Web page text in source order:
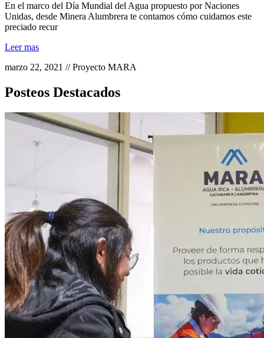
En el marco del Día Mundial del Agua propuesto por Naciones
Unidas, desde Minera Alumbrera te contamos cómo cuidamos este
preciado recur
Leer mas
marzo 22, 2021 // Proyecto MARA
Posteos Destacados